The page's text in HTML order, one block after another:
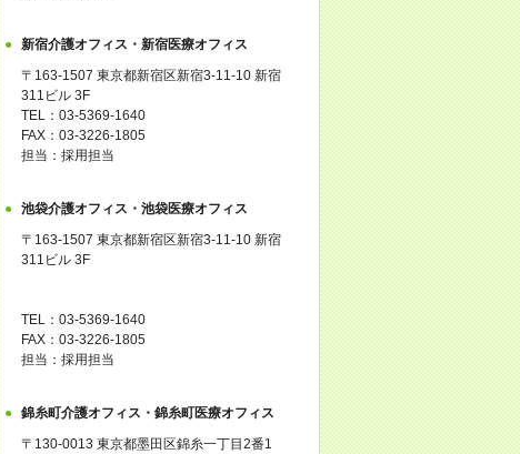
新宿介護オフィス・新宿医療オフィス
〒163-1507 東京都新宿区新宿3-11-10 新宿
311ビル 3F
TEL：03-5369-1640
FAX：03-3226-1805
担当：採用担当
池袋介護オフィス・池袋医療オフィス
〒163-1507 東京都新宿区新宿3-11-10 新宿
311ビル 3F
TEL：03-5369-1640
FAX：03-3226-1805
担当：採用担当
錦糸町介護オフィス・錦糸町医療オフィス
〒130-0013 東京都墨田区錦糸一丁目2番1